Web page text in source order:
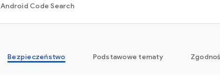
Android Code Search
Bezpieczeństwo Podstawowe tematy